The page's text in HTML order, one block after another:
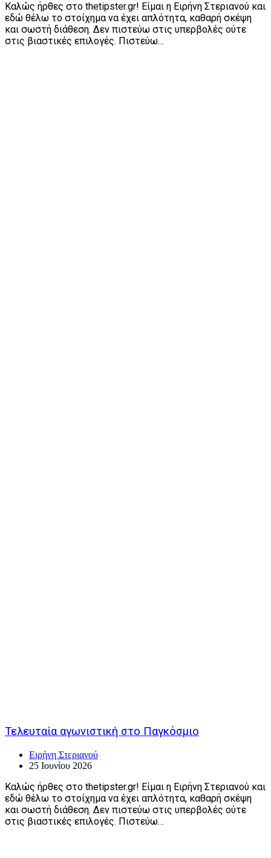
Καλώς ήρθες στο thetipster.gr! Είμαι η Ειρήνη Στεριανού και
εδώ θέλω το στοίχημα να έχει απλότητα, καθαρή σκέψη
και σωστή διάθεση. Δεν πιστεύω στις υπερβολές ούτε
στις βιαστικές επιλογές. Πιστεύω…
Τελευταία αγωνιστική στο Παγκόσμιο
Ειρήνη Στεριανού
25 Ιουνίου 2026
Καλώς ήρθες στο thetipster.gr! Είμαι η Ειρήνη Στεριανού και
εδώ θέλω το στοίχημα να έχει απλότητα, καθαρή σκέψη
και σωστή διάθεση. Δεν πιστεύω στις υπερβολές ούτε
στις βιαστικές επιλογές. Πιστεύω…